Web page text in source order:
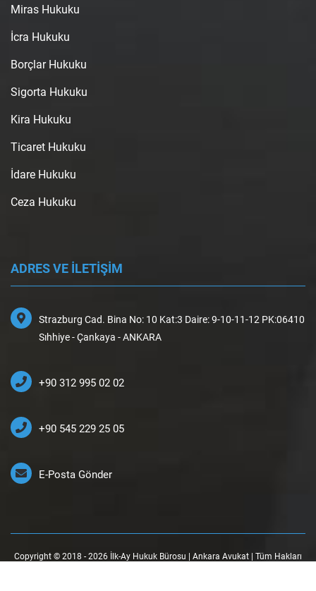
Miras Hukuku
İcra Hukuku
Borçlar Hukuku
Sigorta Hukuku
Kira Hukuku
Ticaret Hukuku
İdare Hukuku
Ceza Hukuku
ADRES VE İLETİŞİM
Strazburg Cad. Bina No: 10 Kat:3 Daire: 9-10-11-12 PK:06410
Sıhhiye - Çankaya - ANKARA
+90 312 995 02 02
+90 545 229 25 05
E-Posta Gönder
Copyright © 2018 - 2026 İlk-Ay Hukuk Bürosu | Ankara Avukat | Tüm Hakları